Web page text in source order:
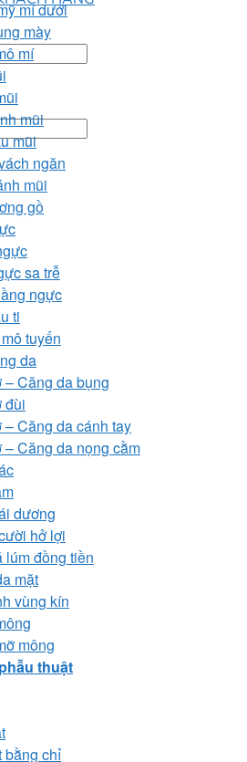
mí dưới
mày
mí
mũi
mũi
ngăn
mũi
gồ
sa trễ
ngực
ti
tuyến
da
– Căng da bụng
đùi
– Căng da cánh tay
– Căng da nọng cằm
dương
hở lợi
lúm đồng tiền
mặt
vùng kín
mông
thuật
bằng chỉ